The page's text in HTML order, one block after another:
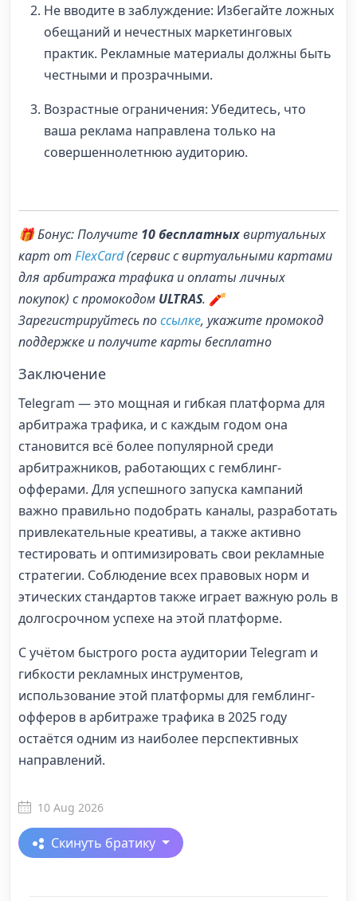
Не вводите в заблуждение: Избегайте ложных
обещаний и нечестных маркетинговых
практик. Рекламные материалы должны быть
честными и прозрачными.
Возрастные ограничения: Убедитесь, что
ваша реклама направлена только на
совершеннолетнюю аудиторию.
🎁 Бонус: Получите 10 бесплатныхвиртуальных
карт от FlexCard(сервис с виртуальными картами
для арбитража трафика и оплаты личных
покупок) с промокодом ULTRAS. 🧨
Зарегистрируйтесь поссылке, укажите промокод
поддержке и получите карты бесплатно
Заключение
Telegram — это мощная и гибкая платформа для
арбитража трафика, и с каждым годом она
становится всё более популярной среди
арбитражников, работающих с гемблинг-
офферами. Для успешного запуска кампаний
важно правильно подобрать каналы, разработать
привлекательные креативы, а также активно
тестировать и оптимизировать свои рекламные
стратегии. Соблюдение всех правовых норм и
этических стандартов также играет важную роль в
долгосрочном успехе на этой платформе.
С учётом быстрого роста аудитории Telegram и
гибкости рекламных инструментов,
использование этой платформы для гемблинг-
офферов в арбитраже трафика в 2025 году
остаётся одним из наиболее перспективных
направлений.
10 Aug 2026
Скинуть братику